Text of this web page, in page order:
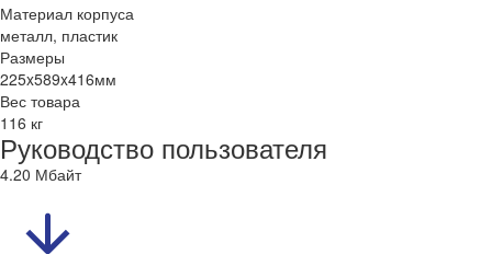
Материал корпуса
металл, пластик
Размеры
225x589x416мм
Вес товара
116 кг
Руководство пользователя
4.20 Мбайт